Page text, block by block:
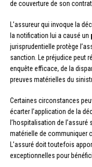
de couverture de son
L’assureur qui invoque la
la notification lui a causé un
jurisprudentielle protège
sanction. Le préjudice peut
enquête efficace, de la
preuves matérielles du
Certaines circonstances
écarter l’application de la
l’hospitalisation de l’assuré
matérielle de communiquer
L’assuré doit toutefois
exceptionnelles pour